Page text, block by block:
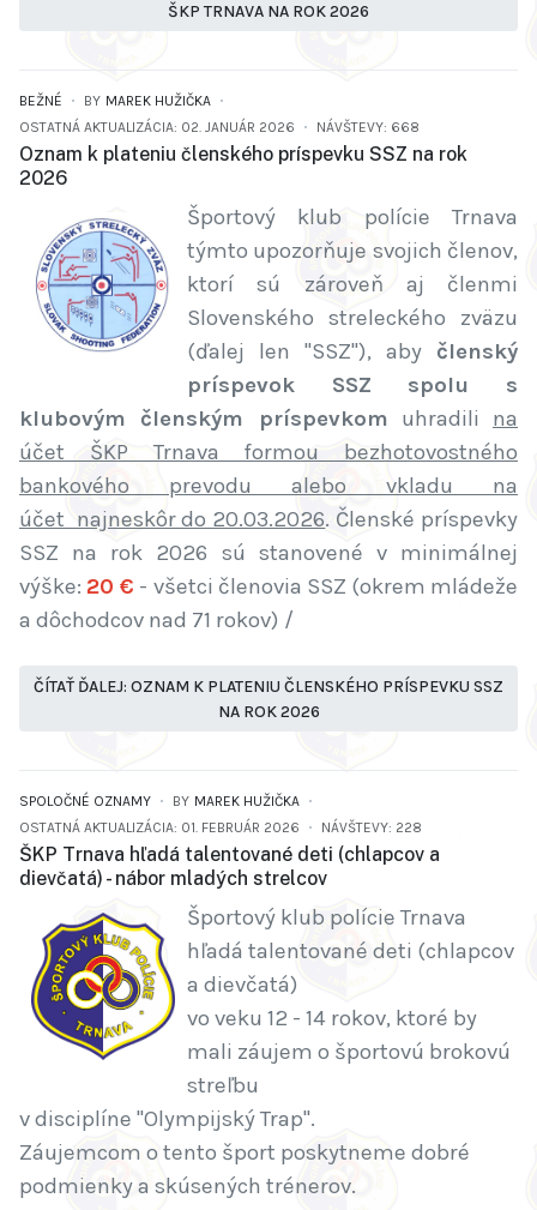
ŠKP TRNAVA NA ROK 2026
BEŽNÉ BY MAREK HUŽIČKA
OSTATNÁ AKTUALIZÁCIA: 02. JANUÁR 2026
NÁVŠTEVY: 668
Oznam k plateniu členského príspevku SSZ na rok
2026
Športový klub polície Trnava
týmto upozorňuje svojich členov,
ktorí sú zároveň aj členmi
Slovenského streleckého zväzu
(ďalej len "SSZ"), aby členský
príspevok SSZ spolu s
klubovým členským príspevkom uhradili na
účet ŠKP Trnava formou bezhotovostného
bankového prevodu alebo vkladu na
účet najneskôr do 20.03.2026. Členské príspevky
SSZ na rok 2026 sú stanovené v minimálnej
výške: 20 € - všetci členovia SSZ (okrem mládeže
a dôchodcov nad 71 rokov) /
ČÍTAŤ ĎALEJ: OZNAM K PLATENIU ČLENSKÉHO PRÍSPEVKU SSZ
NA ROK 2026
SPOLOČNÉ OZNAMY BY MAREK HUŽIČKA
OSTATNÁ AKTUALIZÁCIA: 01. FEBRUÁR 2026
NÁVŠTEVY: 228
ŠKP Trnava hľadá talentované deti (chlapcov a
dievčatá) - nábor mladých strelcov
Športový klub polície Trnava
hľadá talentované deti (chlapcov
a dievčatá)
vo veku 12 - 14 rokov, ktoré by
mali záujem o športovú brokovú
streľbu
v disciplíne "Olympijský Trap".
Záujemcom o tento šport poskytneme dobré
podmienky a skúsených trénerov.